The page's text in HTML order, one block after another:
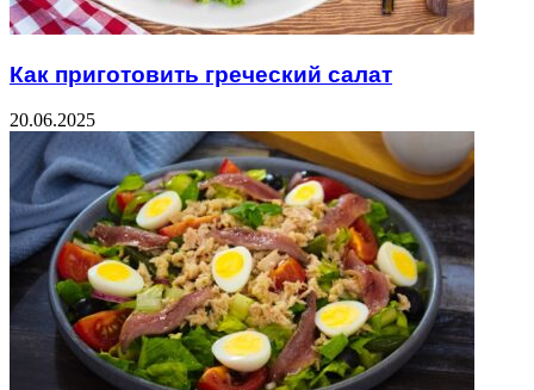
Как приготовить греческий салат
20.06.2025